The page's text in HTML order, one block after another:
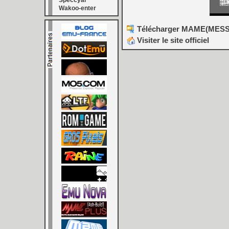
Wakoo-enter
Télécharger
Visiter le site officiel